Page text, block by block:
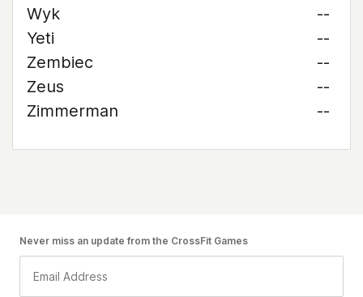
Wyk
--
Yeti
--
Zembiec
--
Zeus
--
Zimmerman
--
Never miss an update from the CrossFit Games